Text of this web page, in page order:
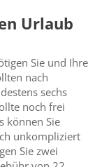
Urlaub
Sie und Ihre
nach
sechs
noch frei
können Sie
unkompliziert
Sie zwei